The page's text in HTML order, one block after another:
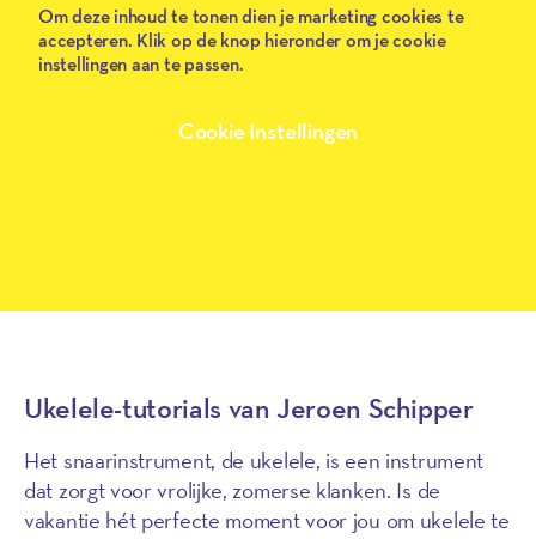
Om deze inhoud te tonen dien je marketing cookies te
accepteren. Klik op de knop hieronder om je cookie
instellingen aan te passen.
Cookie Instellingen
Ukelele-tutorials van Jeroen Schipper
Het snaarinstrument, de ukelele, is een instrument
dat zorgt voor vrolijke, zomerse klanken. Is de
vakantie hét perfecte moment voor jou om ukelele te